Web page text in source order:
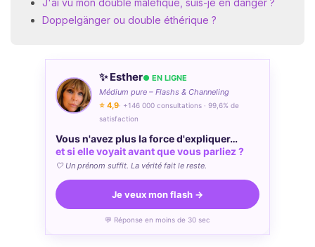
J'ai vu mon double maléfique, suis-je en danger ?
Doppelgänger ou double éthérique ?
✨ Esther● EN LIGNE
Médium pure – Flashs & Channeling
⭐ 4,9· +146 000 consultations · 99,6% de
satisfaction
Vous n'avez plus la force d'expliquer…
et si elle voyait avant que vous parliez ?
🤍 Un prénom suffit. La vérité fait le reste.
Je veux mon flash →
💬 Réponse en moins de 30 sec